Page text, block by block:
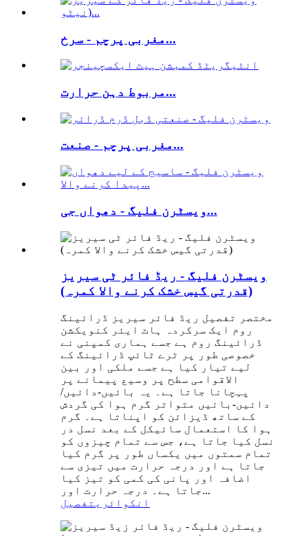
مغربی پرچم - سرخ...
مربوط دہن حرارت...
مغربی پرچم - صنعت...
ویسٹرن فلیگ - دھواں جی...
ویسٹرن فلیگ - ریڈ فائر ٹی سیریز
(قدرتی گیس خشک کرنے والا کمرہ)
مختصر تفصیل ریڈ فائر سیریز ڈرائینگ
روم ایک سرکردہ ہاٹ ایئر کنویکشن
ڈرائینگ روم ہے جسے ہماری کمپنی نے
خصوصی طور پر ٹرے ٹائپ ڈرائینگ کے
لیے تیار کیا ہے جسے ملکی اور بین
الاقوامی سطح پر وسیع پیمانے پر
پہچانا جاتا ہے۔ یہ بائیں-دائیں/
دائیں-بائیں متواتر گرم ہوا کی گردش
کے ساتھ ڈیزائن کو اپناتا ہے۔ گرم
ہوا کا استعمال سائیکل کے بعد نسل در
نسل کیا جاتا ہے، جس سے تمام چیزوں کو
تمام سمتوں میں یکساں طور پر گرم کیا
جاتا ہے اور درجہ حرارت میں تیزی سے
اضافہ اور پانی کی کمی کو تیز کیا
جاتا ہے۔ درجہ حرارت اور...
انکوائری تفصیل